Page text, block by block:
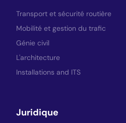
Transport et sécurité routière
Mobilité et gestion du trafic
Génie civil
L'architecture
Installations and ITS
Juridique